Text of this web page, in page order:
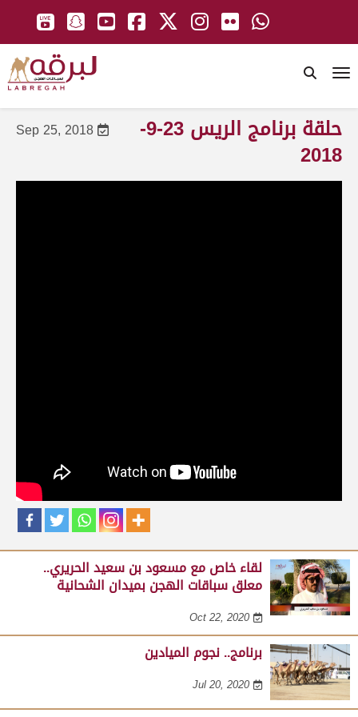
لقاء مع عبدالله بن عبدالكريم الشمري .. مدير عام الرياضات
التراثية بالهيئة الملكية لمحافظة العلا على هامش مهرجان
صاحب السمو الأمير الوالد 23-02-2025
لقاء خاص مع مسعود بن سعيد الحريري..
معلق سباقات الهجن بميدان الشحانية
Oct 22, 2020
برنامج.. نجوم الميادين
Jul 20, 2020
Sep 25, 2018 حلقة برنامج الريس 23-9-
2018